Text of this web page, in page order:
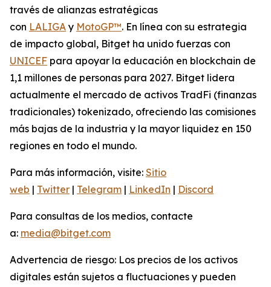
través de alianzas estratégicas
con LALIGA y MotoGP™. En línea con su estrategia
de impacto global, Bitget ha unido fuerzas con
UNICEF para apoyar la educación en blockchain de
1,1 millones de personas para 2027. Bitget lidera
actualmente el mercado de activos TradFi (finanzas
tradicionales) tokenizado, ofreciendo las comisiones
más bajas de la industria y la mayor liquidez en 150
regiones en todo el mundo.
Para más información, visite: Sitio
web | Twitter | Telegram | LinkedIn | Discord
Para consultas de los medios, contacte
a: media@bitget.com
Advertencia de riesgo: Los precios de los activos
digitales están sujetos a fluctuaciones y pueden